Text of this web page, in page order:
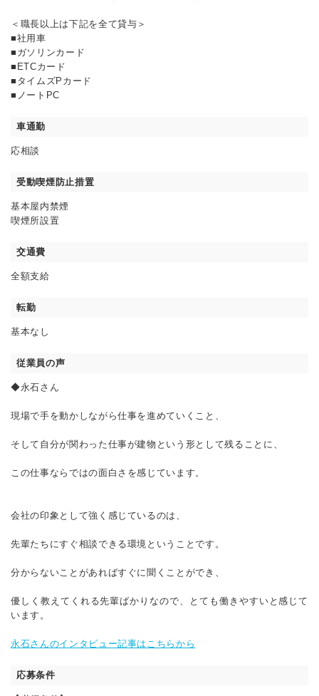
＜職長以上は下記を全て貸与＞
■社用車
■ガソリンカード
■ETCカード
■タイムズPカード
■ノートPC
車通勤
応相談
受動喫煙防止措置
基本屋内禁煙
喫煙所設置
交通費
全額支給
転勤
基本なし
従業員の声
◆永石さん
現場で手を動かしながら仕事を進めていくこと、
そして自分が関わった仕事が建物という形として残ることに、
この仕事ならではの面白さを感じています。
会社の印象として強く感じているのは、
先輩たちにすぐ相談できる環境ということです。
分からないことがあればすぐに聞くことができ、
優しく教えてくれる先輩ばかりなので、とても働きやすいと感じて
います。
永石さんのインタビュー記事はこちらから
応募条件